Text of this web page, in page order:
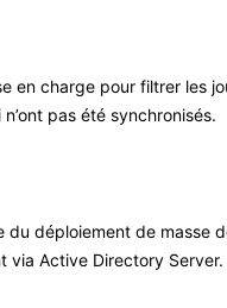
en charge pour fil­tr­er les
pas été synchronisés.
du déploiement de masse
via Active Direc­to­ry Server.